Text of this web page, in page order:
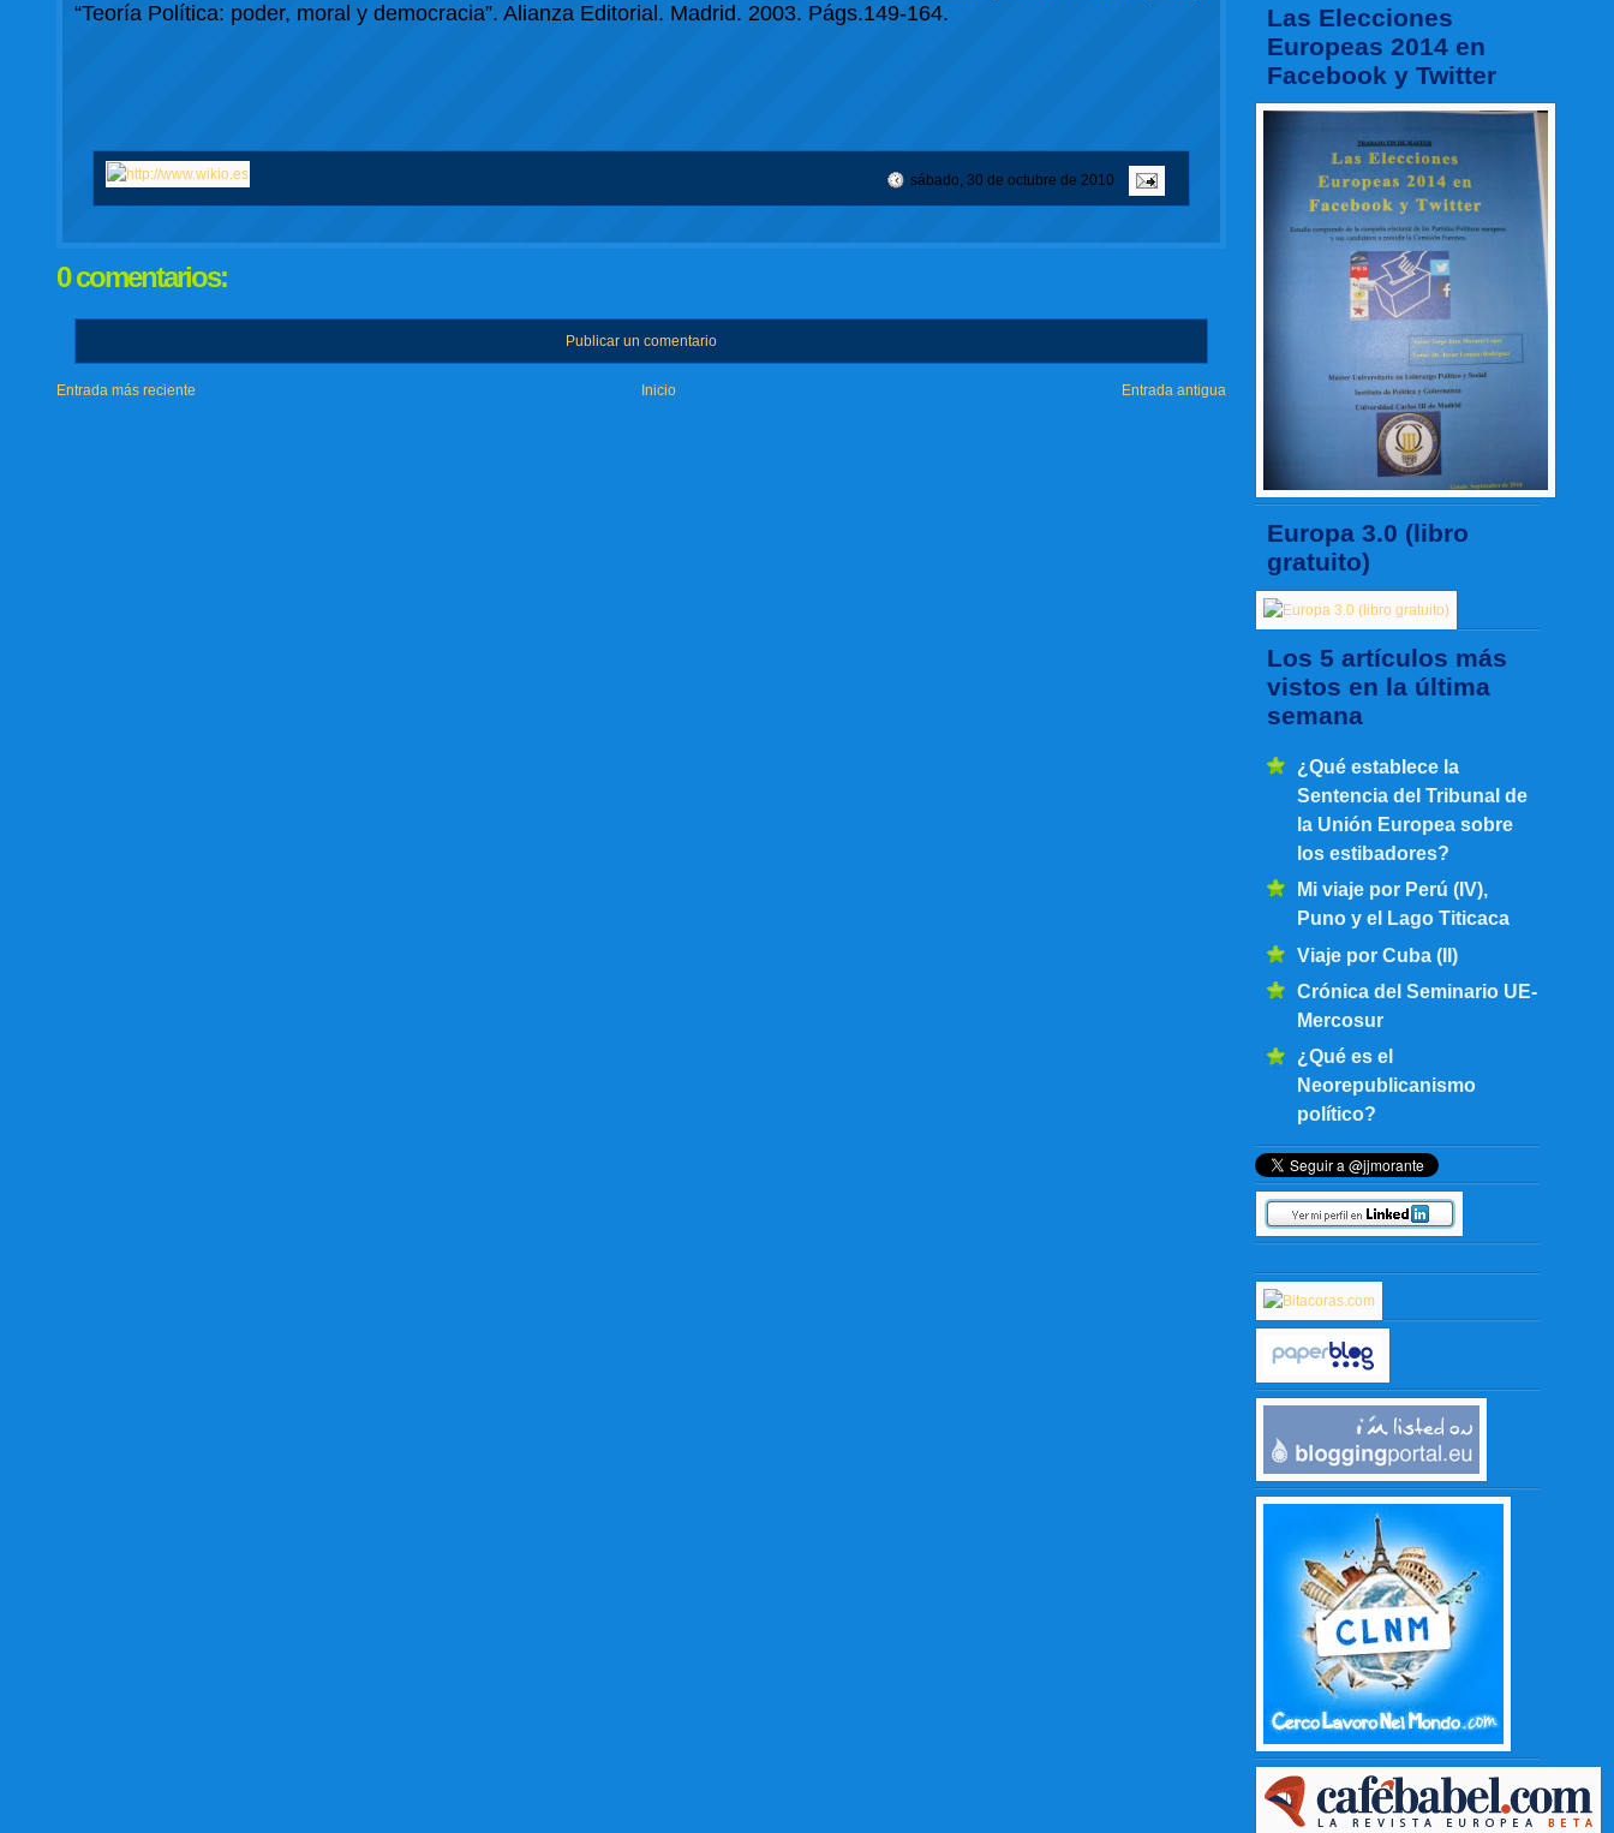
Las Elecciones
Europeas 2014 en
Facebook y Twitter
Europa 3.0 (libro
gratuito)
Los 5 artículos más
vistos en la última
semana
¿Qué establece la
Sentencia del Tribunal de
la Unión Europea sobre
los estibadores?
Mi viaje por Perú (IV),
Puno y el Lago Titicaca
Viaje por Cuba (II)
Crónica del Seminario UE-
Mercosur
¿Qué es el
Neorepublicanismo
político?
“Teoría Política: poder, moral y democracia”. Alianza Editorial. Madrid. 2003. Págs.149-164.
sábado, 30 de octubre de 2010
0 comentarios:
Publicar un comentario
Entrada más reciente Entrada antigua
Inicio